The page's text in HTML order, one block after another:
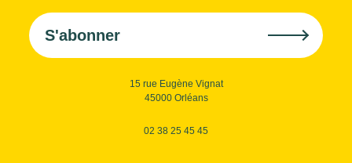
S'abonner
15 rue Eugène Vignat
45000 Orléans
02 38 25 45 45